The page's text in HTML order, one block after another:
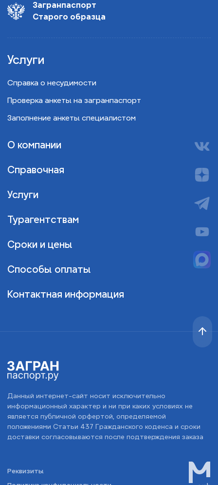
Загранпаспорт
Старого образца
Услуги
Справка о несудимости
Проверка анкеты на загранпаспорт
Заполнение анкеты специалистом
О компании
Справочная
Услуги
Турагентствам
Сроки и цены
Способы оплаты
Контактная информация
Данный интернет-сайт носит исключительно
информационный характер и ни при каких условиях не
является публичной орфертой, определяемой
положениями Статьи 437 Гражданского коденса и сроки
доставки согласовываются после подтверждения заказа
Реквизиты